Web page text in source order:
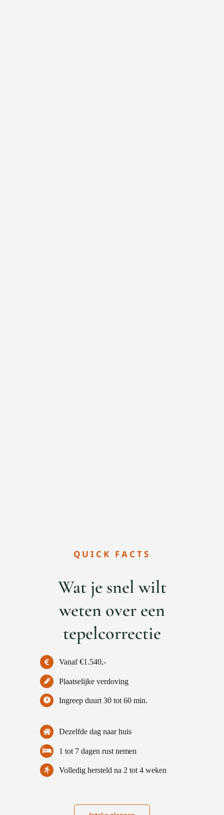
QUICK FACTS
Wat je snel wilt
weten over een
tepelcorrectie
Vanaf €1.540,-
Plaatselijke verdoving
Ingreep duurt 30 tot 60 min.
Dezelfde dag naar huis
1 tot 7 dagen rust nemen
Volledig hersteld na 2 tot 4 weken